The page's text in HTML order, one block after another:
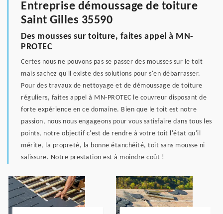
Entreprise démoussage de toiture
Saint Gilles 35590
Des mousses sur toiture, faites appel à MN-
PROTEC
Certes nous ne pouvons pas se passer des mousses sur le toit
mais sachez qu'il existe des solutions pour s'en débarrasser.
Pour des travaux de nettoyage et de démoussage de toiture
réguliers, faites appel à MN-PROTEC le couvreur disposant de
forte expérience en ce domaine. Bien que le toit est notre
passion, nous nous engageons pour vous satisfaire dans tous les
points, notre objectif c'est de rendre à votre toit l'état qu'il
mérite, la propreté, la bonne étanchéité, toit sans mousse ni
salissure. Notre prestation est à moindre coût !